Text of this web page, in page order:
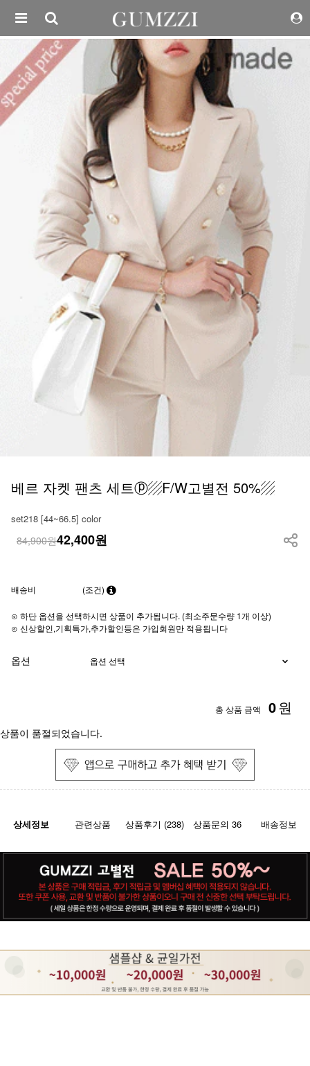
베르 자켓 팬츠 세트ⓟ▨F/W고별전 50%▨
set218 [44~66.5] color
84,900원42,400원
배송비 (조건)
⊙ 하단 옵션을 선택하시면 상품이 추가됩니다. (최소주문수량 1개 이상)
⊙ 신상할인,기획특가,추가할인등은 가입회원만 적용됩니다
옵션
총 상품 금액 0원
상품이 품절되었습니다.
상세정보 관련상품 상품후기 (238) 상품문의 36 배송정보